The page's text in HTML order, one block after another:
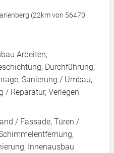
(22km von 56470
Arbeiten,
Durchführung,
Sanierung / Umbau,
/ Reparatur, Verlegen
/ Fassade, Türen /
Innenausbau